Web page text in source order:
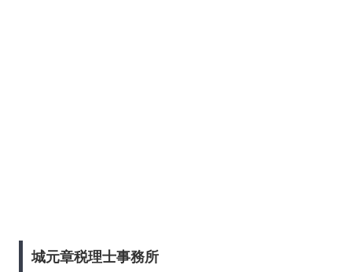
城元章税理士事務所